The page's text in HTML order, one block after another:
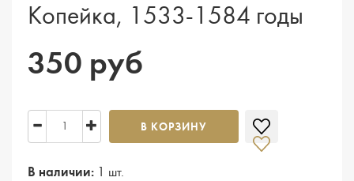
Копейка, 1533-1584 годы
350 руб
В КОРЗИНУ
В наличии: 1 шт.